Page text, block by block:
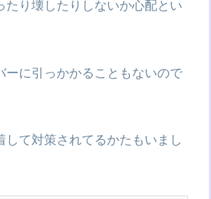
り壊したりしないか心配とい
ーに引っかかることもないので
て対策されてるかたもいまし